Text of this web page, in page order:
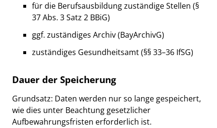
für die Berufsausbildung zuständige Stellen (§
37 Abs. 3 Satz 2 BBiG)
ggf. zuständiges Archiv (BayArchivG)
zuständiges Gesundheitsamt (§§ 33–36 IfSG)
Dauer der Speicherung
Grundsatz: Daten werden nur so lange gespeichert,
wie dies unter Beachtung gesetzlicher
Aufbewahrungsfristen erforderlich ist.